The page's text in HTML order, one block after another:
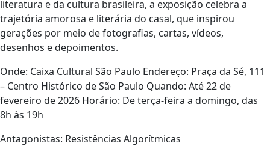
literatura e da cultura brasileira, a exposição celebra a
trajetória amorosa e literária do casal, que inspirou
gerações por meio de fotografias, cartas, vídeos,
desenhos e depoimentos.
Onde: Caixa Cultural São Paulo Endereço: Praça da Sé, 111
– Centro Histórico de São Paulo Quando: Até 22 de
fevereiro de 2026 Horário: De terça-feira a domingo, das
8h às 19h
Antagonistas: Resistências Algorítmicas